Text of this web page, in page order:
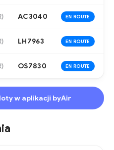
) AC3040 EN ROUTE
) LH7963 EN ROUTE
) OS7830 EN ROUTE
w aplikacji byAir